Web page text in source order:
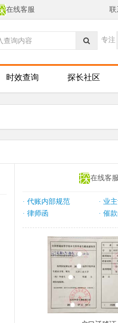
在线客服
专注
时效查询 探长社区
在线客服
· 代账内部规范 · 业
· 律师函 · 催